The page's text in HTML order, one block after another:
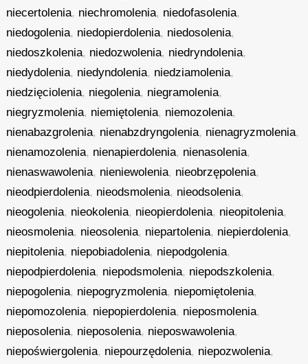
niecertolenia, niechromolenia, niedofasolenia,
niedogolenia, niedopierdolenia, niedosolenia,
niedoszkolenia, niedozwolenia, niedryndolenia,
niedydolenia, niedyndolenia, niedziamolenia,
niedzięciolenia, niegolenia, niegramolenia,
niegryzmolenia, niemiętolenia, niemozolenia,
nienabazgrolenia, nienabzdryngolenia, nienagryzmolenia,
nienamozolenia, nienapierdolenia, nienasolenia,
nienaswawolenia, nieniewolenia, nieobrzępolenia,
nieodpierdolenia, nieodsmolenia, nieodsolenia,
nieogolenia, nieokolenia, nieopierdolenia, nieopitolenia,
nieosmolenia, nieosolenia, niepartolenia, niepierdolenia,
niepitolenia, niepobiadolenia, niepodgolenia,
niepodpierdolenia, niepodsmolenia, niepodszkolenia,
niepogolenia, niepogryzmolenia, niepomiętolenia,
niepomozolenia, niepopierdolenia, nieposmolenia,
nieposolenia, nieposolenia, nieposwawolenia,
niepoświergolenia, niepourzędolenia, niepozwolenia,